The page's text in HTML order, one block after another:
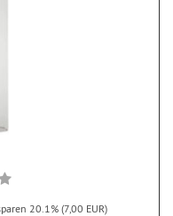
20.1% (7,00 EUR)